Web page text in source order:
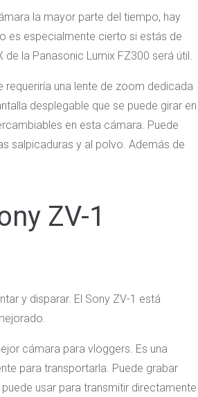
la mayor parte del tiempo, hay
es especialmente cierto si estás de
la Panasonic Lumix FZ300 será útil.
una lente de zoom dedicada
desplegable que se puede girar en
en esta cámara. Puede
salpicaduras y al polvo. Además de
ZV-1
y disparar. El Sony ZV-1 está
cámara para vloggers. Es una
para transportarla. Puede grabar
usar para transmitir directamente